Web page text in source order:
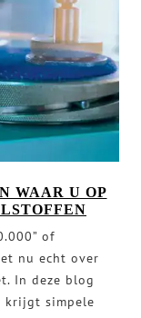
WAAR U OP
of
nu echt over
In deze blog
krijgt simpele